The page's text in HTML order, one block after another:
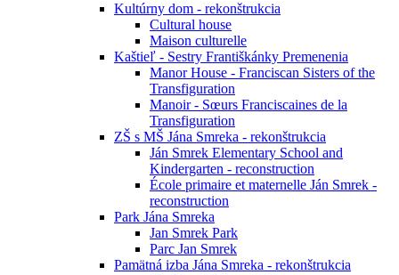
Kultúrny dom - rekonštrukcia
Cultural house
Maison culturelle
Kaštieľ - Sestry Františkánky Premenenia
Manor House - Franciscan Sisters of the
Transfiguration
Manoir - Sœurs Franciscaines de la
Transfiguration
ZŠ s MŠ Jána Smreka - rekonštrukcia
Ján Smrek Elementary School and
Kindergarten - reconstruction
École primaire et maternelle Ján Smrek -
reconstruction
Park Jána Smreka
Jan Smrek Park
Parc Jan Smrek
Pamätná izba Jána Smreka - rekonštrukcia